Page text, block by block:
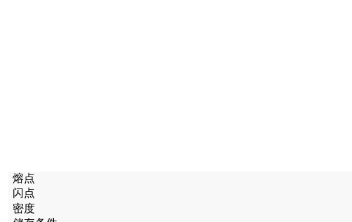
熔点
闪点
密度